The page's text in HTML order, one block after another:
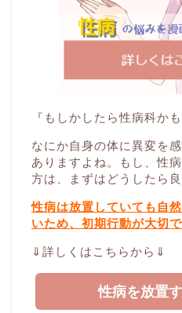
『もしかしたら性病科かも
なにか自身の体に異変を
ありますよね。もし、性
方は、まずはどうしたら
性病は放置していても自
いため、初期行動が大切で
⇓詳しくはこちらから⇓
性病を放置